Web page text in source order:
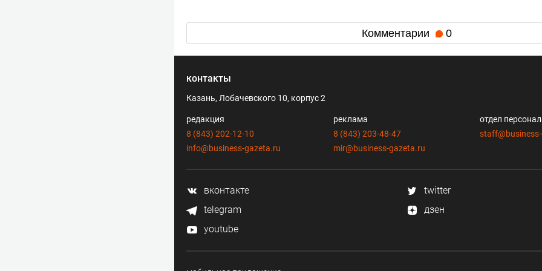
Комментарии 0
контакты
Казань, Лобачевского 10, корпус 2
редакция
8 (843) 202-12-10
info@business-gazeta.ru
реклама
8 (843) 203-48-47
mir@business-gazeta.ru
отдел
вконтакте
twitter
telegram
дзен
youtube